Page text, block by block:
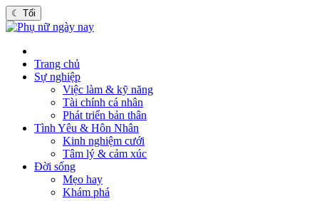
☾ Tối
Trang chủ
Sự nghiệp
Việc làm & kỹ năng
Tài chính cá nhân
Phát triển bản thân
Tình Yêu & Hôn Nhân
Kinh nghiệm cưới
Tâm lý & cảm xúc
Đời sống
Mẹo hay
Khám phá